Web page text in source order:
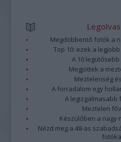
Megdöbbentő fotók a
Top 10: ezek a
A 10
Megjöttek a
Meztelenség
A forradalom egy
A legizgalmasabb
Meztelen
Készülőben a nagy
Nézd meg a 48-as